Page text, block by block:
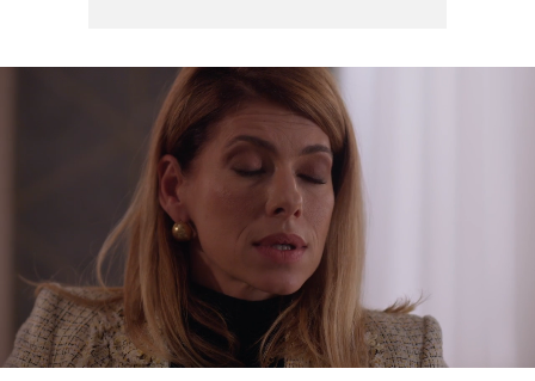
Upali
zvuk
Loaded
:
31.08%